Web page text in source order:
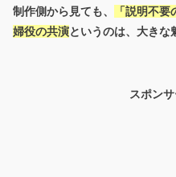
制作側から見ても、
「説明不
婦役の共演というのは、大きな
スポン